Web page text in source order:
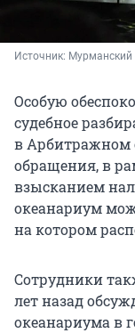
Источник: Мурманский
Особую
судебное
в Арбитражном
обращения, в
взысканием
океанариум
на котором
Сотрудники
лет назад
океанариума в